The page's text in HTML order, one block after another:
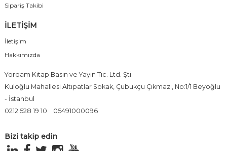
Sipariş Takibi
İLETİŞİM
İletişim
Hakkımızda
Yordam Kitap Basın ve Yayın Tic. Ltd. Şti.
Kuloğlu Mahallesi Altıpatlar Sokak, Çubukçu Çıkmazı, No:1/1 Beyoğlu
- İstanbul
0212 528 19 10
05491000096
Bizi takip edin